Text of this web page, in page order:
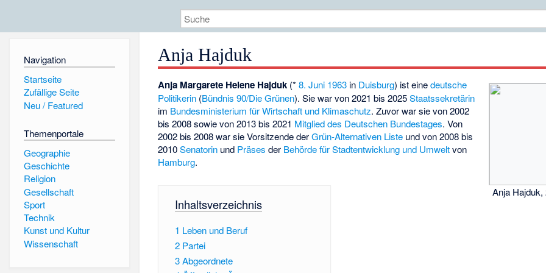
Navigation
Startseite
Zufällige Seite
Neu / Featured
Themenportale
Geographie
Geschichte
Religion
Gesellschaft
Sport
Technik
Kunst und Kultur
Wissenschaft
Anja Hajduk
Anja Hajduk,
Anja Margarete Helene Hajduk (*8. Juni 1963 in Duisburg) ist einedeutsche
Politikerin (Bündnis 90/Die Grünen). Sie war von 2021 bis 2025Staatssekretärin
im Bundesministerium für Wirtschaft und Klimaschutz. Zuvor war sie von 2002
bis 2008 sowie von 2013 bis 2021 Mitglied des Deutschen Bundestages. Von
2002 bis 2008 war sie Vorsitzende derGrün-Alternativen Liste und von 2008 bis
2010Senatorin und Präses der Behörde für Stadtentwicklung und Umweltvon
Hamburg.
Inhaltsverzeichnis
1 Leben und Beruf
2 Partei
3Abgeordnete